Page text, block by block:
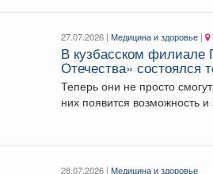
27.07.2026 | Медицина и здоровье |
В кузбасском филиале
Отечества» состоялся
высокотехнологичных
реабилитации для
военной операции с
Теперь они не просто
них появится возможность
28.07.2026 | Медицина и здоровье